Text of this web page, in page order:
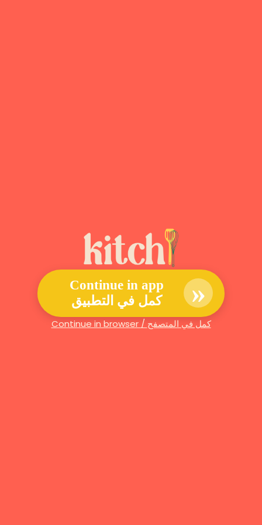
Continue in app
كمل في التطبيق
»
Continue in browser / كمل في المتصفح